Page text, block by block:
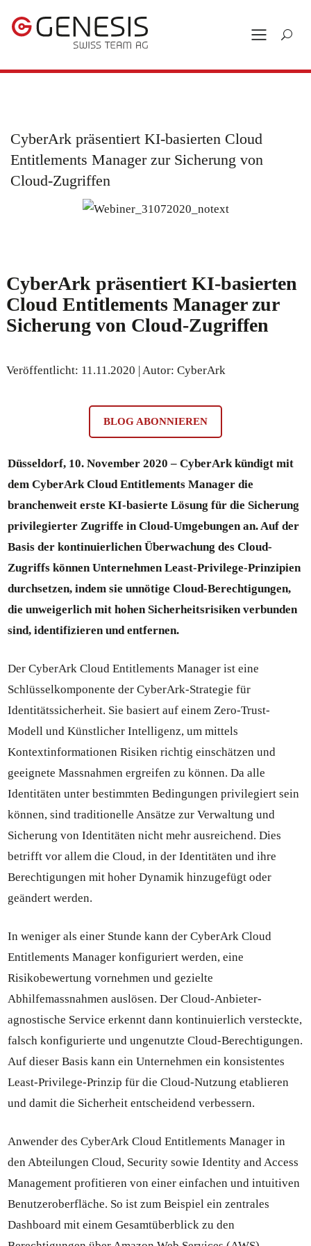
CyberArk präsentiert KI-basierten Cloud
Entitlements Manager zur Sicherung von
Cloud-Zugriffen
CyberArk präsentiert KI-basierten
Cloud Entitlements Manager zur
Sicherung von Cloud-Zugriffen
Veröffentlicht: 11.11.2020 | Autor: CyberArk
BLOG ABONNIEREN
Düsseldorf, 10. November 2020 – CyberArk kündigt mit
dem CyberArk Cloud Entitlements Manager die
branchenweit erste KI-basierte Lösung für die Sicherung
privilegierter Zugriffe in Cloud-Umgebungen an. Auf der
Basis der kontinuierlichen Überwachung des Cloud-
Zugriffs können Unternehmen Least-Privilege-Prinzipien
durchsetzen, indem sie unnötige Cloud-Berechtigungen,
die unweigerlich mit hohen Sicherheitsrisiken verbunden
sind, identifizieren und entfernen.
Der CyberArk Cloud Entitlements Manager ist eine
Schlüsselkomponente der CyberArk-Strategie für
Identitätssicherheit. Sie basiert auf einem Zero-Trust-
Modell und Künstlicher Intelligenz, um mittels
Kontextinformationen Risiken richtig einschätzen und
geeignete Massnahmen ergreifen zu können. Da alle
Identitäten unter bestimmten Bedingungen privilegiert sein
können, sind traditionelle Ansätze zur Verwaltung und
Sicherung von Identitäten nicht mehr ausreichend. Dies
betrifft vor allem die Cloud, in der Identitäten und ihre
Berechtigungen mit hoher Dynamik hinzugefügt oder
geändert werden.
In weniger als einer Stunde kann der CyberArk Cloud
Entitlements Manager konfiguriert werden, eine
Risikobewertung vornehmen und gezielte
Abhilfemassnahmen auslösen. Der Cloud-Anbieter-
agnostische Service erkennt dann kontinuierlich versteckte,
falsch konfigurierte und ungenutzte Cloud-Berechtigungen.
Auf dieser Basis kann ein Unternehmen ein konsistentes
Least-Privilege-Prinzip für die Cloud-Nutzung etablieren
und damit die Sicherheit entscheidend verbessern.
Anwender des CyberArk Cloud Entitlements Manager in
den Abteilungen Cloud, Security sowie Identity and Access
Management profitieren von einer einfachen und intuitiven
Benutzeroberfläche. So ist zum Beispiel ein zentrales
Dashboard mit einem Gesamtüberblick zu den